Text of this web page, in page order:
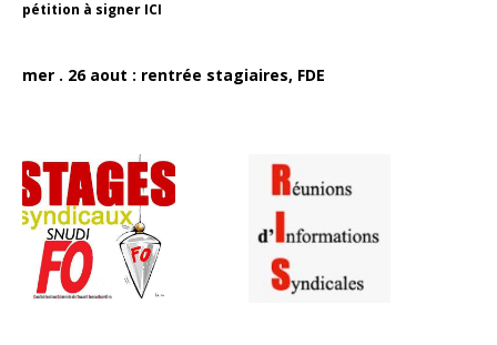
pétition à signer ICI
mer . 26 aout : rentrée stagiaires, FDE